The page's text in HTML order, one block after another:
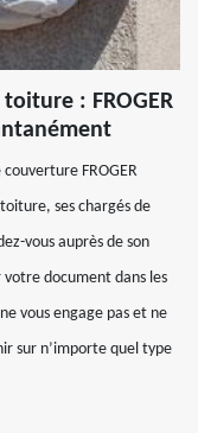
: FROGER
FROGER
ses chargés de
vous auprès de son
document dans les
vous engage pas et ne
sur n’importe quel type